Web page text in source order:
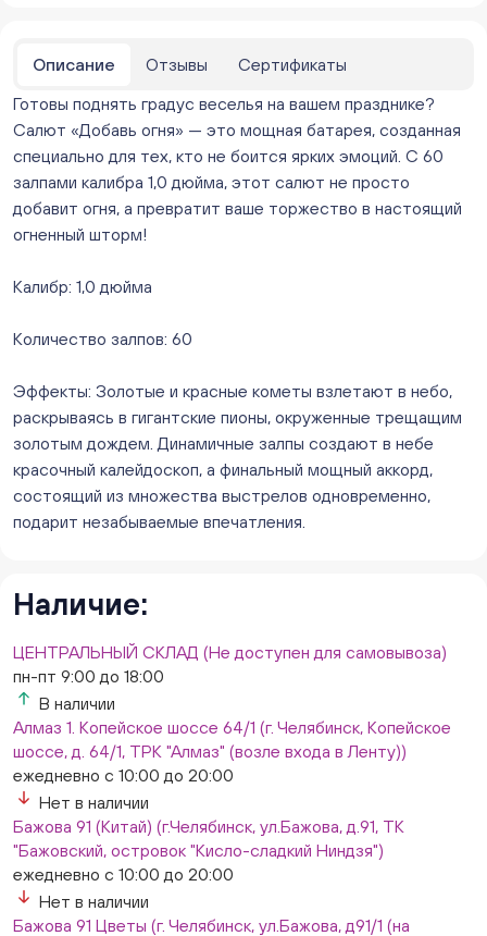
ежедневно с 10:00 до 20:00
Краснопольский 13г (Цветы) (Краснопольский, 13Г)
ежедневно с 10:00 до 20:00
Мало
Молния Зоопарк - Труда,166 (ул. Труда,166/5)
ежедневно с 10:00 до 20:00
Мало
Невский. Черкасская 17 (г. Челябинск, ул.
ежедневно с 10:00 до 20:00
Овчинникова, д 12 (Челябинск, улица Овчинникова,
ежедневно с 10:00 до 20:00
Нет в наличии
Слава. Копейск, пр.Славы 8/1 (Копейск, пр. Славы
8/1, ТЦ "Слава")
ежедневно с 10:00 до 20:00
Слон. Миасс, Автозаводцев (ТК Слон, г. Миасс)
5/3)
Мало
Описание Отзывы
Сертификаты
Готовы поднять градус веселья на вашем празднике?
Салют «Добавь огня» — это мощная батарея, созданная
специально для тех, кто не боится ярких эмоций. С 60
залпами калибра 1,0 дюйма, этот салют не просто
добавит огня, а превратит ваше торжество в настоящий
огненный шторм!
Калибр: 1,0 дюйма
Количество залпов: 60
Эффекты: Золотые и красные кометы взлетают в небо,
раскрываясь в гигантские пионы, окруженные трещащим
золотым дождем. Динамичные залпы создают в небе
красочный калейдоскоп, а финальный мощный аккорд,
состоящий из множества выстрелов одновременно,
подарит незабываемые впечатления.
Наличие:
ЦЕНТРАЛЬНЫЙ СКЛАД (Не доступен для самовывоза)
пн-пт 9:00 до 18:00
В наличии
Алмаз 1. Копейское шоссе 64/1 (г. Челябинск, Копейское
шоссе, д. 64/1, ТРК "Алмаз" (возле входа в Ленту))
ежедневно с 10:00 до 20:00
Нет в наличии
Бажова 91 (Китай) (г.Челябинск, ул.Бажова, д.91, ТК
"Бажовский, островок "Кисло-сладкий Ниндзя")
ежедневно с 10:00 до 20:00
Нет в наличии
Бажова 91 Цветы (г. Челябинск, ул.Бажова, д91/1 (на